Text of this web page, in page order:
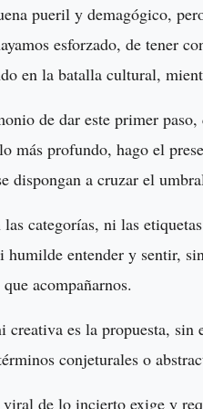
pueril y demagógico,
esforzado, de tener
en la batalla cultural,
de dar este primer
más profundo, hago el
dispongan a cruzar el
categorías, ni las
humilde entender y sentir,
acompañarnos.
es la propuesta, sin
conjeturales o
de lo incierto exige y